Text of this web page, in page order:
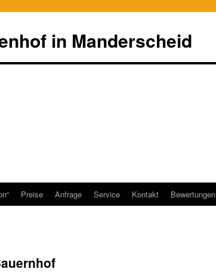
in Manderscheid
Preise Anfrage Service Kontakt Bewertungen